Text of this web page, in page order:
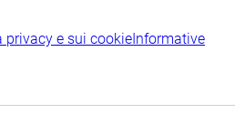
e sui cookie Informative